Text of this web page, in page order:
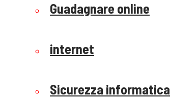
Guadagnare online
internet
Sicurezza informatica